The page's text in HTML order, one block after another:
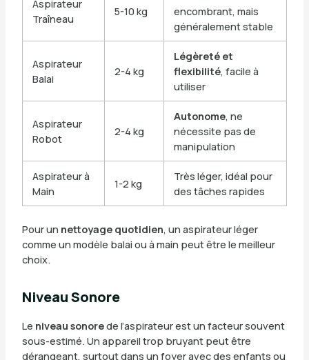
Aspirateur
Traîneau
5-10 kg
encombrant, mais
généralement stable
Aspirateur
Balai
2-4 kg
Légèreté et
flexibilité, facile à
utiliser
Aspirateur
Robot
2-4 kg
Autonome, ne
nécessite pas de
manipulation
Aspirateur à
Main
1-2 kg
Très léger, idéal pour
des tâches rapides
Pour un nettoyage quotidien, un aspirateur léger
comme un modèle balai ou à main peut être le meilleur
choix.
Niveau Sonore
Le niveau sonorede l’aspirateur est un facteur souvent
sous-estimé. Un appareil trop bruyant peut être
dérangeant, surtout dans un foyer avec des enfants ou